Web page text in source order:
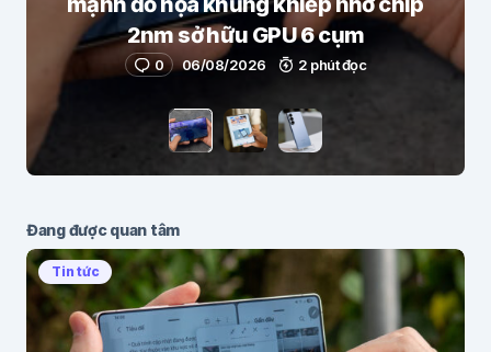
2nm sở hữu GPU 6 cụm
0 06/08/2026 2 phút đọc
Đang được quan tâm
Tin tức